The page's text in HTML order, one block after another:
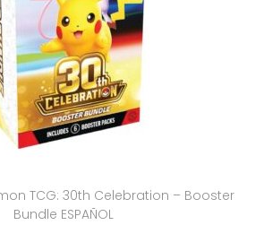
TCG: 30th Celebration – Booster
Bundle ESPAÑOL